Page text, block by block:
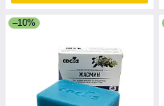
–10%